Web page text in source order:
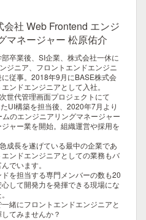
会社 Web Frontend エンジ
マネージャー 松原佑介
卒業後、SI企業、株式会社一休に
ジニア、フロントエンドエンジニ
従事。2018年9月にBASE株式会
ンドエンジニアとして入社。
世代管理画面プロジェクトにて
UI構築を担当後、2020年7月より
のエンジニアリングマネージャー
ジャー業を開始。組織運営や採用を
成長を遂げている最中の企業であ
エンドエンジニアとしての業務もバ
でいます。
を担当する専門メンバーの数も20
して開発力を発揮できる現場にな
緒にフロントエンドエンジニアと
てみませんか？